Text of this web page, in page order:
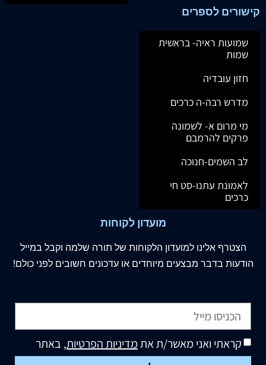
קישורים לספרים
שמועות ראיה- בראשית
שמות
חזון עובדיה
מדרש רבה-ה כרכים
מי מרום א- לשמונה
פרקים להרמבם
לב השמים-חנוכה
לאמונת עתנו-סט חי
כרכים
מועדון לקוחות
הצטרף אלינו למועדון הלקוחות של תורה שלמה וקבל במייל
הודעות בדבר מבצעים מיוחדים או עדכונים חשובים לפני כולם!
קראתי ואני מאשר/ת אתמדיניות הפרטיות, באתר